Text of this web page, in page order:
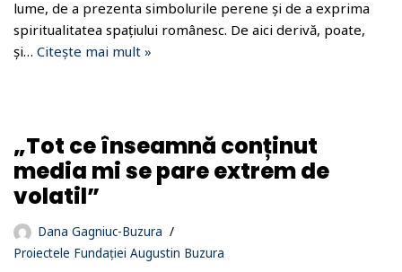
lume, de a prezenta simbolurile perene și de a exprima
spiritualitatea spațiului românesc. De aici derivă, poate,
și… Citește mai mult »
„Tot ce înseamnă conținut
media mi se pare extrem de
volatil”
Dana Gagniuc-Buzura
Proiectele Fundației Augustin Buzura